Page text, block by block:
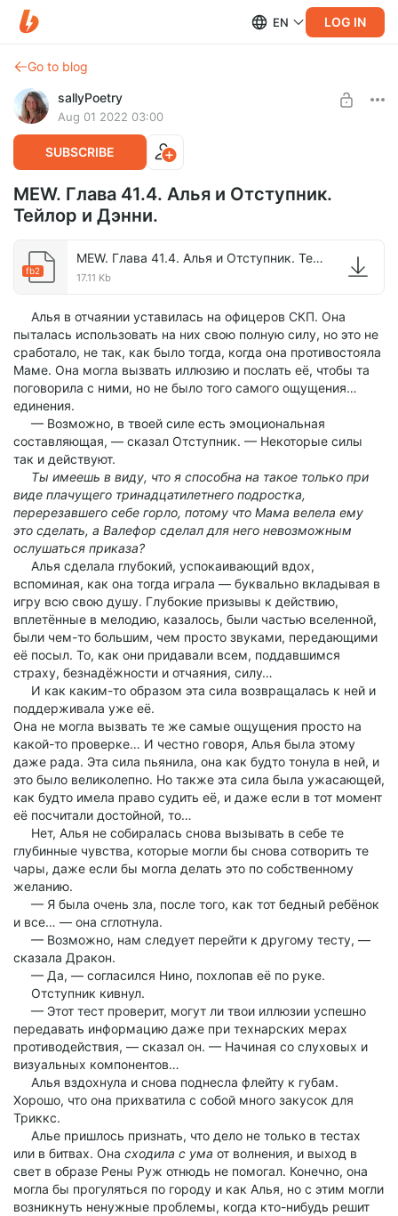
EN LOG IN
Go to blog
sallyPoetry
Aug 01 2022 03:00
SUBSCRIBE
MEW. Глава 41.4. Алья и Отступник.
Тейлор и Дэнни.
fb2
MEW. Глава 41.4. Алья и Отступник. Тейлор и Дэнни..fb2
17.11 Kb
Алья в отчаянии уставилась на офицеров СКП. Она
пыталась использовать на них свою полную силу, но это не
сработало, не так, как было тогда, когда она противостояла
Маме. Она могла вызвать иллюзию и послать её, чтобы та
поговорила с ними, но не было того самого ощущения…
единения.
— Возможно, в твоей силе есть эмоциональная
составляющая, — сказал Отступник. — Некоторые силы
так и действуют.
Ты имеешь в виду, что я способна на такое только при
виде плачущего тринадцатилетнего подростка,
перерезавшего себе горло, потому что Мама велела ему
это сделать, а Валефор сделал для него невозможным
ослушаться приказа?
Алья сделала глубокий, успокаивающий вдох,
вспоминая, как она тогда играла — буквально вкладывая в
игру всю свою душу. Глубокие призывы к действию,
вплетённые в мелодию, казалось, были частью вселенной,
были чем-то большим, чем просто звуками, передающими
её посыл. То, как они придавали всем, поддавшимся
страху, безнадёжности и отчаяния, силу…
И как каким-то образом эта сила возвращалась к ней и
поддерживала уже её.
Она не могла вызвать те же самые ощущения просто на
какой-то проверке… И честно говоря, Алья была этому
даже рада. Эта сила пьянила, она как будто тонула в ней, и
это было великолепно. Но также эта сила была ужасающей,
как будто имела право судить её, и даже если в тот момент
её посчитали достойной, то…
Нет, Алья не собиралась снова вызывать в себе те
глубинные чувства, которые могли бы снова сотворить те
чары, даже если бы могла делать это по собственному
желанию.
— Я была очень зла, после того, как тот бедный ребёнок
и все… — она сглотнула.
— Возможно, нам следует перейти к другому тесту, —
сказала Дракон.
— Да, — согласился Нино, похлопав её по руке.
Отступник кивнул.
— Этот тест проверит, могут ли твои иллюзии успешно
передавать информацию даже при технарских мерах
противодействия, — сказал он. — Начиная со слуховых и
визуальных компонентов…
Алья вздохнула и снова поднесла флейту к губам.
Хорошо, что она прихватила с собой много закусок для
Триккс.
Алье пришлось признать, что дело не только в тестах
или в битвах. Она сходила с ума от волнения, и выход в
свет в образе Рены Руж отнюдь не помогал. Конечно, она
могла бы прогуляться по городу и как Алья, но с этим могли
возникнуть ненужные проблемы, когда кто-нибудь решит